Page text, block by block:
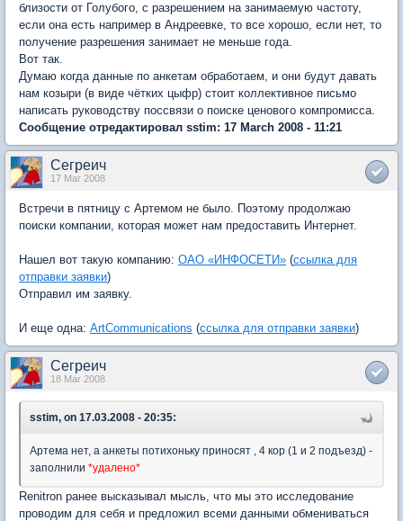
близости от Голубого, с разрешением на занимаемую частоту,
если она есть например в Андреевке, то все хорошо, если нет, то
получение разрешения занимает не меньше года.
Вот так.
Думаю когда данные по анкетам обработаем, и они будут давать
нам козыри (в виде чётких цыфр) стоит коллективное письмо
написать руководству поссвязи о поиске ценового компромисса.
Сообщение отредактировал sstim: 17 March 2008 - 11:21
Сегреич
17 Mar 2008
Встречи в пятницу с Артемом не было. Поэтому продолжаю
поиски компании, которая может нам предоставить Интернет.
Нашел вот такую компанию: ОАО «ИНФОСЕТИ» (ссылка для
отправки заявки)
Отправил им заявку.
И еще одна: ArtCommunications (ссылка для отправки заявки)
Сегреич
18 Mar 2008
sstim, on 17.03.2008 - 20:35:
Артема нет, а анкеты потихоньку приносят , 4 кор (1 и 2 подъезд) -
заполнили *удалено*
Renitron ранее высказывал мысль, что мы это исследование
проводим для себя и предложил всеми данными обмениваться